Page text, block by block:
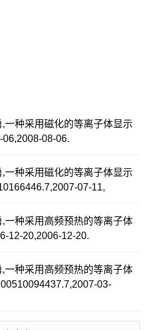
一种采用磁化的等离子体显示
08-06.
一种采用磁化的等离子体显示
07-11,
一种采用高频预热的等离子体
12-20,2006-12-20.
一种采用高频预热的等离子体
03-